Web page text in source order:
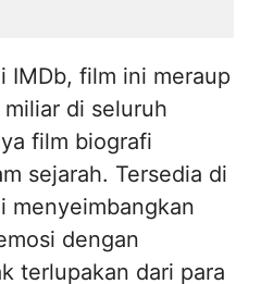
IMDb, film ini meraup
di seluruh
film biografi
sejarah. Tersedia di
menyeimbangkan
dengan
terlupakan dari para